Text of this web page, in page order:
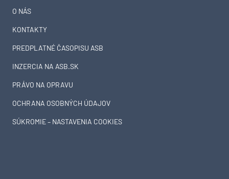
O NÁS
KONTAKTY
PREDPLATNÉ ČASOPISU ASB
INZERCIA NA ASB.SK
PRÁVO NA OPRAVU
OCHRANA OSOBNÝCH ÚDAJOV
SÚKROMIE – NASTAVENIA COOKIES